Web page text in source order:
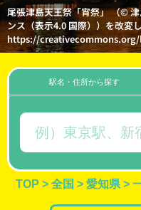
尾張津島天王祭「宵祭」 （©
ンス（表示4.0 国際））を改変
https://
駅名・住所から探す
TOP > 全国 > 愛知県 >